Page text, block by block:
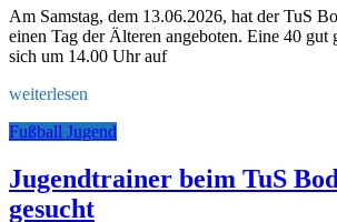
Am Samstag, dem 13.06.2026, hat der TuS
einen Tag der Älteren angeboten. Eine 40 gut
sich um 14.00 Uhr auf
weiterlesen
Fußball Jugend
Jugendtrainer beim TuS
gesucht